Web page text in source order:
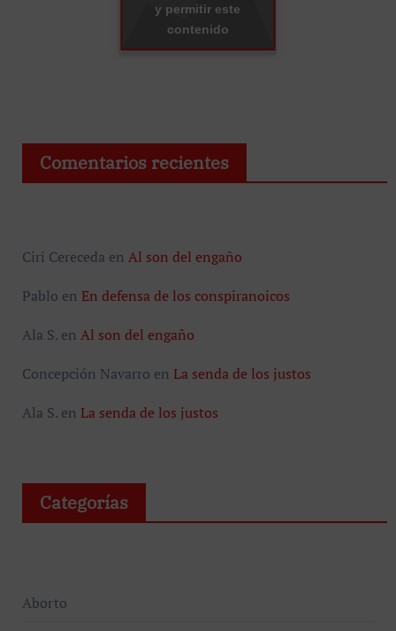
y permitir este
contenido
Comentarios recientes
Ciri Cereceda en Al son del engaño
Pablo en En defensa de los conspiranoicos
Ala S.en Al son del engaño
Concepción Navarro en La senda de los justos
Ala S.en La senda de los justos
Categorías
Aborto